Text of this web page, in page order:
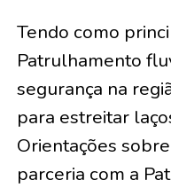
Tendo como
Patrulhamento
segurança na
para estreitar
Orientações
parceria com a